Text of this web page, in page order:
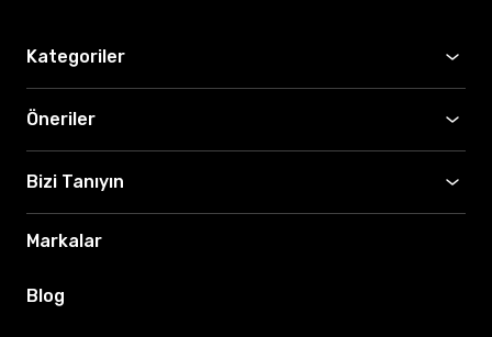
Kategoriler
Öneriler
Bizi Tanıyın
Markalar
Blog